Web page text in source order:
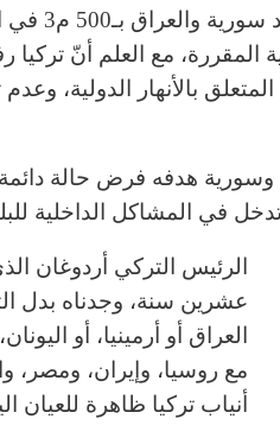
بالكمية المقررة، مع العلم أنّ
بالأنهار الدولية،
وسورية هدفه فرض حالة
في المشاكل الداخلية
الرئيس التركي أردوغان
عشرين سنة، وجدناه بدل
العراق أو أرمينيا، أو
مع روسيا، وإيران، ومصر،
أنياب تركيا ظاهرة للعيان